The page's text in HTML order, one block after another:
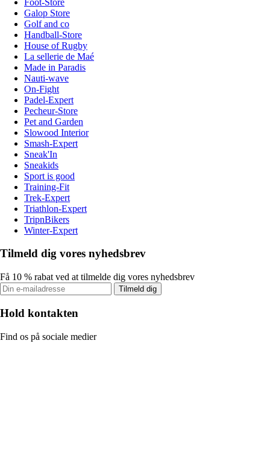
Galop Store
Golf and co
Handball-Store
House of Rugby
La sellerie de Maé
Made in Paradis
Nauti-wave
On-Fight
Padel-Expert
Pecheur-Store
Pet and Garden
Slowood Interior
Smash-Expert
Sneak'In
Sneakids
Sport is good
Training-Fit
Trek-Expert
Triathlon-Expert
TripnBikers
Winter-Expert
Tilmeld dig vores nyhedsbrev
Få 10 % rabat ved at tilmelde dig vores nyhedsbrev
Tilmeld dig
Hold kontakten
Find os på sociale medier